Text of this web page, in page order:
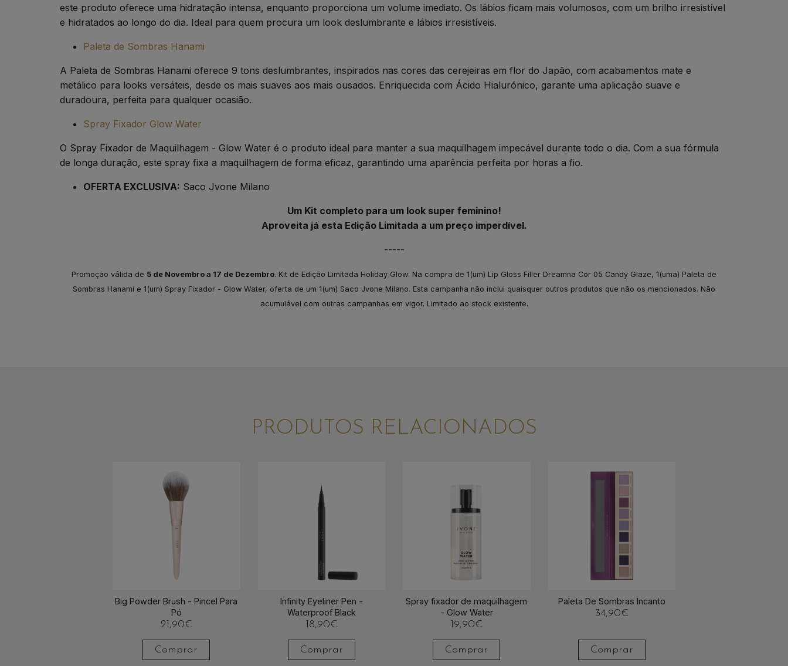
este produto oferece uma hidratação intensa, enquanto proporciona um volume imediato. Os lábios ficam mais volumosos, com um brilho irresistível
e hidratados ao longo do dia. Ideal para quem procura um look deslumbrante e lábios irresistíveis.
Paleta de Sombras Hanami
A Paleta de Sombras Hanami oferece 9 tons deslumbrantes, inspirados nas cores das cerejeiras em flor do Japão, com acabamentos mate e
metálico para looks versáteis, desde os mais suaves aos mais ousados. Enriquecida com Ácido Hialurónico, garante uma aplicação suave e
duradoura, perfeita para qualquer ocasião.
Spray Fixador Glow Water
O Spray Fixador de Maquilhagem - Glow Water é o produto ideal para manter a sua maquilhagem impecável durante todo o dia. Com a sua fórmula
de longa duração, este spray fixa a maquilhagem de forma eficaz, garantindo uma aparência perfeita por horas a fio.
OFERTA EXCLUSIVA: Saco Jvone Milano
Um Kit completo para um look super feminino!
Aproveita já esta Edição Limitada a um preço imperdível.
-----
Promoção válida de 5 de Novembro a 17 de Dezembro. Kit de Edição Limitada Holiday Glow: Na compra de 1(um) Lip Gloss Filler Dreamna Cor 05 Candy Glaze, 1(uma) Paleta de
Sombras Hanami e 1(um) Spray Fixador - Glow Water, oferta de um 1(um) Saco Jvone Milano. Esta campanha não inclui quaisquer outros produtos que não os mencionados. Não
acumulável com outras campanhas em vigor. Limitado ao stock existente.
PRODUTOS RELACIONADOS
Big Powder Brush - Pincel Para
Pó
21,90€
Comprar
Infinity Eyeliner Pen -
Waterproof Black
18,90€
Comprar
Spray fixador de maquilhagem
- Glow Water
19,90€
Comprar
Paleta De Sombras Incanto
34,90€
Comprar